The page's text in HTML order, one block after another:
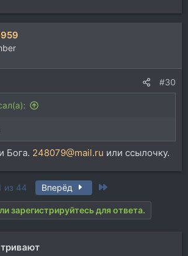
#30
Бога. 248079@mail.ru или ссылочку.
из 44 Вперёд
зарегистрируйтесь для ответа.